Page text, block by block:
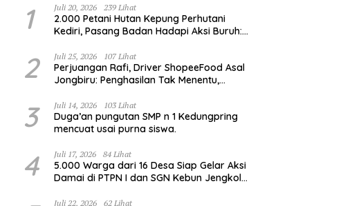
1 Juli 20, 2026 239 Lihat
2.000 Petani Hutan Kepung Perhutani
Kediri, Pasang Badan Hadapi Aksi Buruh:
Hutan”
2 Juli 25, 2026 107 Lihat
Perjuangan Rafi, Driver ShopeeFood Asal
Jongbiru: Penghasilan Tak Menentu,
3 Juli 14, 2026 103 Lihat
Duga’an pungutan SMP n 1 Kedungpring
mencuat usai purna siswa.
4 Juli 17, 2026 84 Lihat
5.000 Warga dari 16 Desa Siap Gelar Aksi
Damai di PTPN I dan SGN Kebun Jengkol,
Juli 22, 2026 62 Lihat